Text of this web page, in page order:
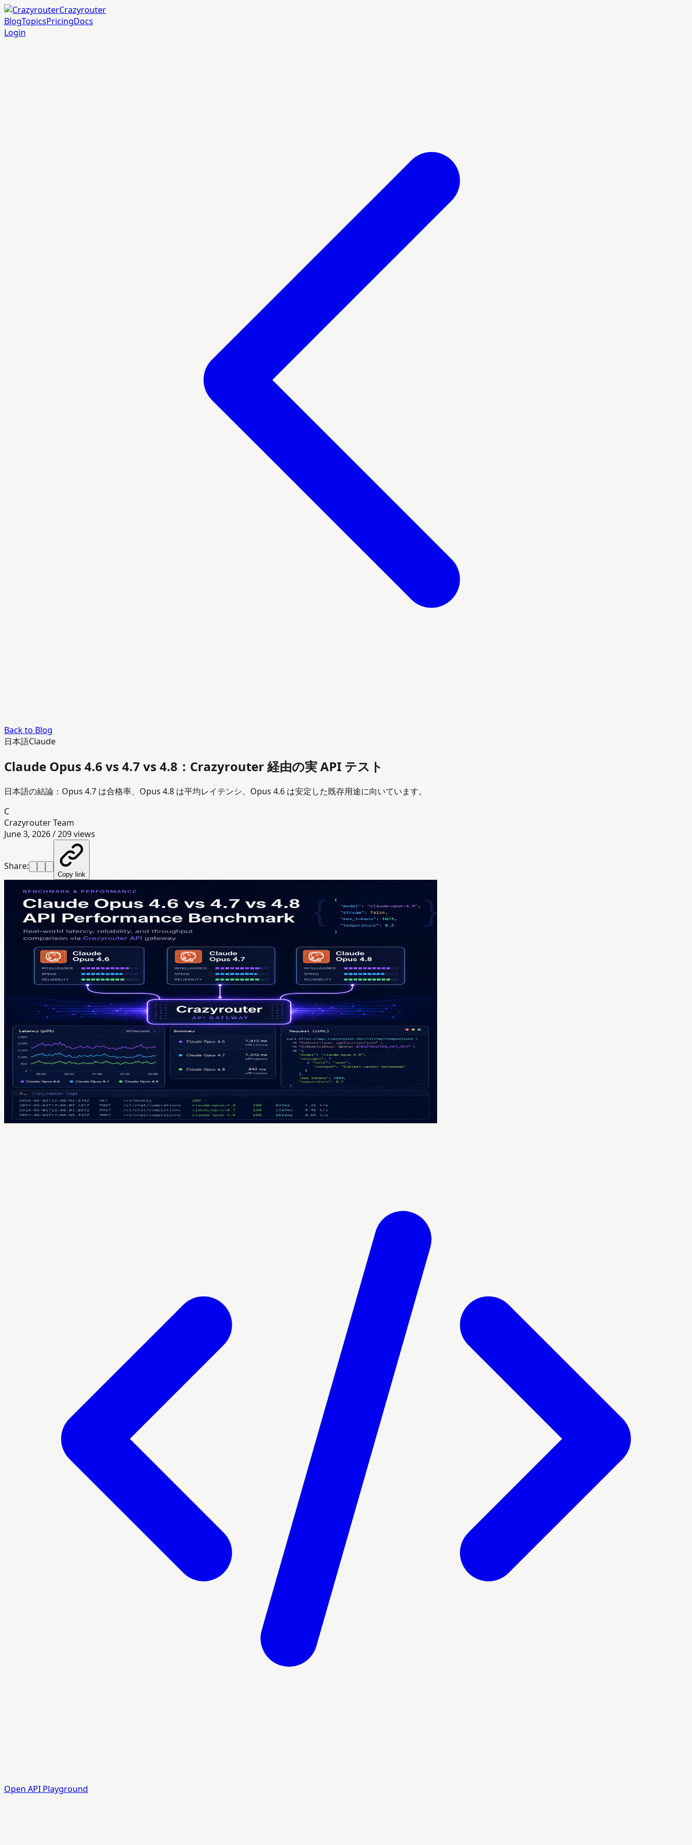
Crazyrouter
BlogTopicsPricingDocs
Login
Back to Blog
日本語Claude
Claude Opus 4.6 vs 4.7 vs 4.8：Crazyrouter 経由の実 API テスト
日本語の結論：Opus 4.7 は合格率、Opus 4.8 は平均レイテンシ、Opus 4.6 は安定した既存用途に向いています。
C
Crazyrouter Team
June 3, 2026/209views
Share:
Copy link
Crazyrouter
Open API Playground